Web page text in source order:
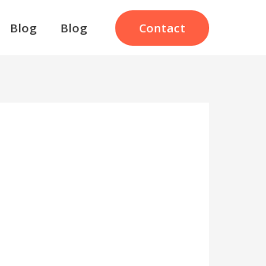
Blog Blog Contact